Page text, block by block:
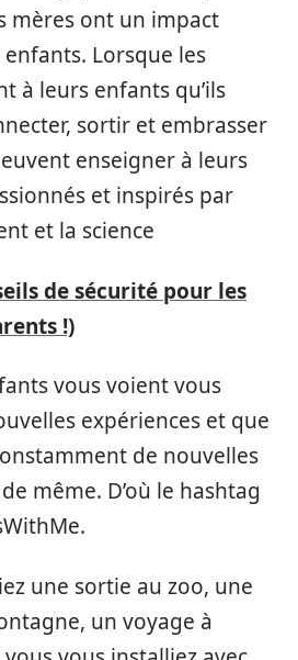
mères ont un impact
Lorsque les
à leurs enfants qu’ils
sortir et embrasser
enseigner à leurs
et inspirés par
et la science
de sécurité pour les
!)
vous voient vous
expériences et que
de nouvelles
même. D’où le hashtag
une sortie au zoo, une
un voyage à